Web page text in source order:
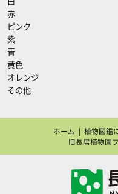
赤
ピンク
紫
青
黄色
オレンジ
その他
ホーム 植物図鑑
旧長居植物園